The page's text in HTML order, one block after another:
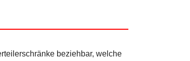
beziehbar, welche